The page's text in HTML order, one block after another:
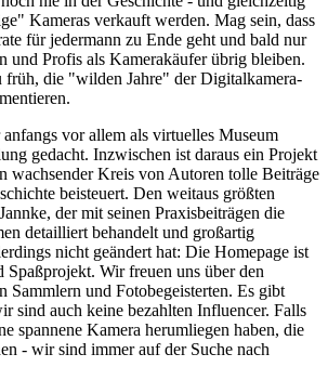
Kameras verkauft werden. Mag sein, dass
für jedermann zu Ende geht und bald nur
und Profis als Kamerakäufer übrig bleiben.
früh, die "wilden Jahre" der Digitalkamera-
vor allem als virtuelles Museum
gedacht. Inzwischen ist daraus ein Projekt
wachsender Kreis von Autoren tolle Beiträge
beisteuert. Den weitaus größten
der mit seinen Praxisbeiträgen die
detailliert behandelt und großartig
nicht geändert hat: Die Homepage ist
Spaßprojekt. Wir freuen uns über den
Sammlern und Fotobegeisterten. Es gibt
sind auch keine bezahlten Influencer. Falls
spannene Kamera herumliegen haben, die
- wir sind immer auf der Suche nach